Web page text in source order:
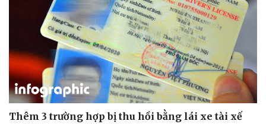
Doanh nghiệp
Thông tin doanh nghiệp
Doanh nghiệp 24h
Doanh nhân
Công nghệ
Sành điệu
Tin Công nghệ
Trải nghiệm
Chuyển đổi số
Thêm 3 trường hợp bị thu hồi bằng lái xe tài xế